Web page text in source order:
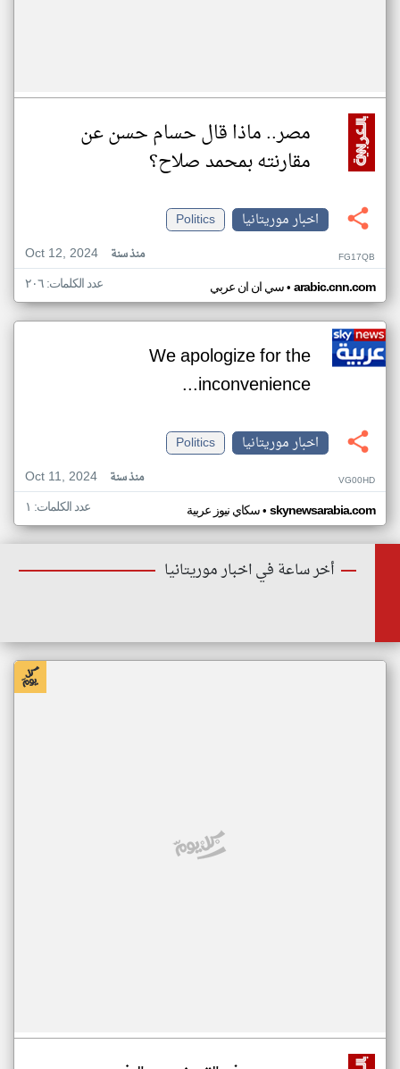
مصر.. ماذا قال حسام حسن عن
مقارنته بمحمد صلاح؟
اخبار موريتانيا
Politics
Oct 12, 2024
منذ سنة FG17QB
سي ان ان عربي• arabic.cnn.com عدد الكلمات: ٢٠٦
We apologize for the
inconvenience...
اخبار موريتانيا
Politics
Oct 11, 2024
منذ سنة VG00HD
سكاي نيوز عربية• skynewsarabia.com عدد الكلمات: ١
أخر ساعة في اخبار موريتانيا